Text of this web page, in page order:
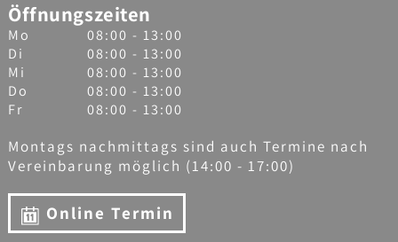
Öffnungszeiten
Mo
08:00 - 13:00
Di
08:00 - 13:00
Mi
08:00 - 13:00
Do
08:00 - 13:00
Fr
08:00 - 13:00
Montags nachmittags sind auch Termine nach
Vereinbarung möglich (14:00 - 17:00)
Online Termin